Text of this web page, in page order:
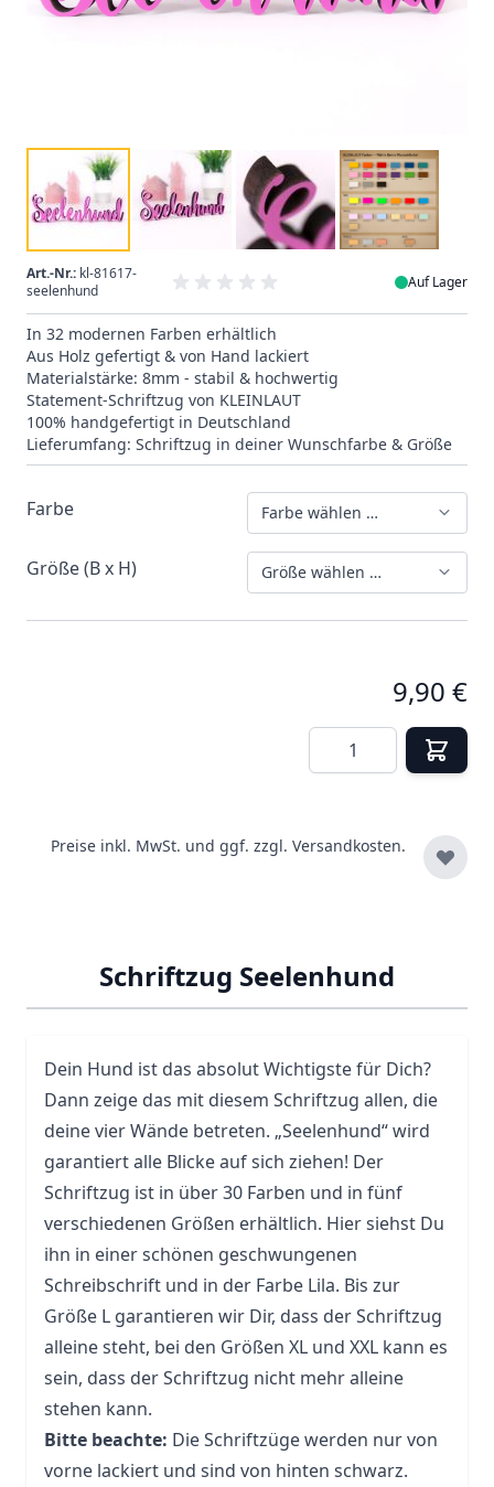
Art.-Nr.: kl-81617-
seelenhund
Auf Lager
In 32 modernen Farben erhältlich
Aus Holz gefertigt & von Hand lackiert
Materialstärke: 8mm - stabil & hochwertig
Statement-Schriftzug von KLEINLAUT
100% handgefertigt in Deutschland
Lieferumfang: Schriftzug in deiner Wunschfarbe & Größe
Farbe Farbe wählen …
Größe (B x H) Größe wählen …
9,90 €
Menge
Preise inkl. MwSt. und ggf. zzgl. Versandkosten.
Schriftzug Seelenhund
Dein Hund ist das absolut Wichtigste für Dich?
Dann zeige das mit diesem Schriftzug allen, die
deine vier Wände betreten. „Seelenhund“ wird
garantiert alle Blicke auf sich ziehen! Der
Schriftzug ist in über 30 Farben und in fünf
verschiedenen Größen erhältlich. Hier siehst Du
ihn in einer schönen geschwungenen
Schreibschrift und in der Farbe Lila. Bis zur
Größe L garantieren wir Dir, dass der Schriftzug
alleine steht, bei den Größen XL und XXL kann es
sein, dass der Schriftzug nicht mehr alleine
stehen kann.
Bitte beachte: Die Schriftzüge werden nur von
vorne lackiert und sind von hinten schwarz.